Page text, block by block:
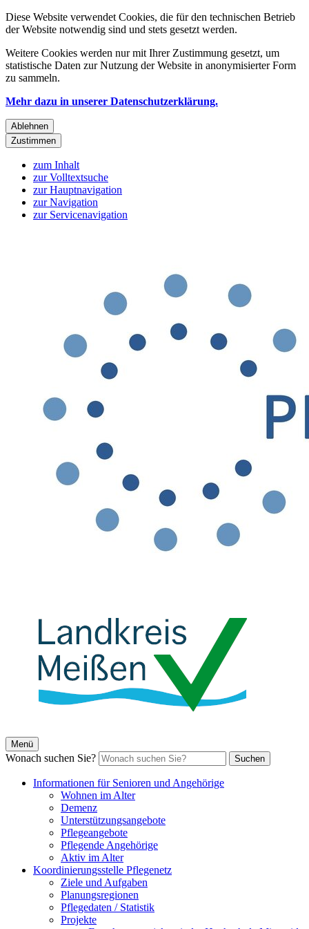
Diese Website verwendet Cookies, die für den technischen Betrieb
der Website notwendig sind und stets gesetzt werden.
Weitere Cookies werden nur mit Ihrer Zustimmung gesetzt, um
statistische Daten zur Nutzung der Website in anonymisierter Form
zu sammeln.
Mehr dazu in unserer Datenschutzerklärung.
Ablehnen
Zustimmen
zum Inhalt
zur Volltextsuche
zur Hauptnavigation
zur Navigation
zur Servicenavigation
Menü
Wonach suchen Sie? Suchen
Informationen für Senioren und Angehörige
Wohnen im Alter
Demenz
Unterstützungsangebote
Pflegeangebote
Pflegende Angehörige
Aktiv im Alter
Koordinierungsstelle Pflegenetz
Ziele und Aufgaben
Planungsregionen
Pflegedaten / Statistik
Projekte